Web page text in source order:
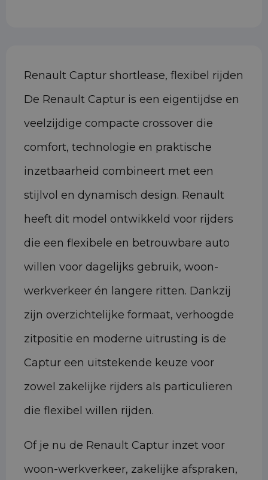
Renault Captur shortlease, flexibel rijden
De Renault Captur is een eigentijdse en
veelzijdige compacte crossover die
comfort, technologie en praktische
inzetbaarheid combineert met een
stijlvol en dynamisch design. Renault
heeft dit model ontwikkeld voor rijders
die een flexibele en betrouwbare auto
willen voor dagelijks gebruik, woon-
werkverkeer én langere ritten. Dankzij
zijn overzichtelijke formaat, verhoogde
zitpositie en moderne uitrusting is de
Captur een uitstekende keuze voor
zowel zakelijke rijders als particulieren
die flexibel willen rijden.
Of je nu de Renault Captur inzet voor
woon-werkverkeer, zakelijke afspraken,